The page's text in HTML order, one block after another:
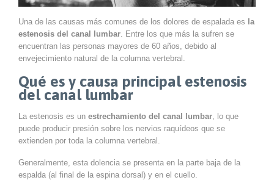
Una de las causas más comunes de los dolores de espalada es la
estenosis del canal lumbar. Entre los que más la sufren se
encuentran las personas mayores de 60 años, debido al
envejecimiento natural de la columna vertebral.
Qué es y causa principal estenosis
del canal lumbar
La estenosis es un estrechamiento del canal lumbar, lo que
puede producir presión sobre los nervios raquídeos que se
extienden por toda la columna vertebral.
Generalmente, esta dolencia se presenta en la parte baja de la
espalda (al final de la espina dorsal) y en el cuello.